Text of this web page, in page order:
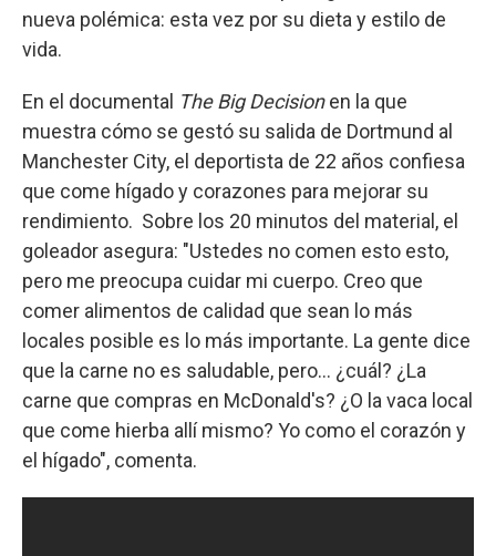
nueva polémica: esta vez por su dieta y estilo de
vida.
En el documental The Big Decisionen la que
muestra cómo se gestó su salida de Dortmund al
Manchester City, el deportista de 22 años confiesa
que come hígado y corazones para mejorar su
rendimiento. Sobre los 20 minutos del material, el
goleador asegura: "Ustedes no comen esto esto,
pero me preocupa cuidar mi cuerpo. Creo que
comer alimentos de calidad que sean lo más
locales posible es lo más importante. La gente dice
que la carne no es saludable, pero... ¿cuál? ¿La
carne que compras en McDonald's? ¿O la vaca local
que come hierba allí mismo? Yo como el corazón y
el hígado", comenta.